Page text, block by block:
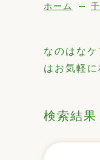
ホーム
なのはな
はお気軽
検索結果